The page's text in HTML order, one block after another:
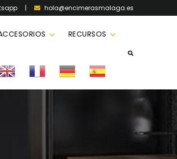
| hola@encimerasmalaga.es
RECURSOS